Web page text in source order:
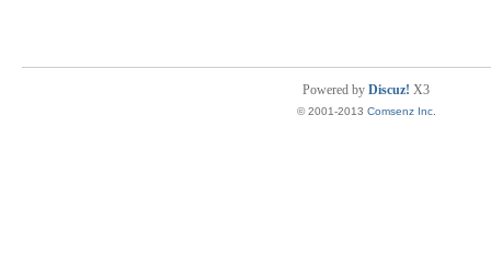
Powered byDiscuz! X3
© 2001-2013 Comsenz Inc.